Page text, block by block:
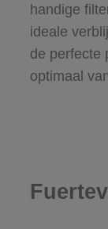
handige
ideale
de perfecte
optimaal